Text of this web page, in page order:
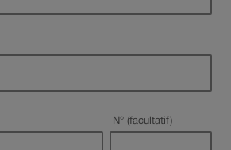
N° (facultatif)